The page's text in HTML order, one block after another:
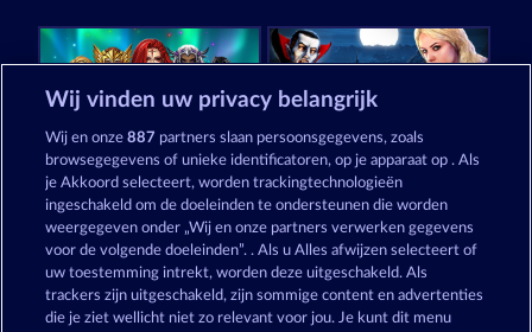
Valkyries - The Nibelung Legends Creatures of the Night
Wij vinden uw privacy belangrijk
Wij en onze887 partners slaan persoonsgegevens, zoals
browsegegevens of unieke identificatoren, op je apparaat op . Als
je Akkoord selecteert, worden trackingtechnologieën
ingeschakeld om de doeleinden te ondersteunen die worden
weergegeven onder „Wij en onze partners verwerken gegevens
voor de volgende doeleinden”. . Als u Alles afwijzen selecteert of
uw toestemming intrekt, worden deze uitgeschakeld. Als
trackers zijn uitgeschakeld, zijn sommige content en advertenties
die je ziet wellicht niet zo relevant voor jou. Je kunt dit menu